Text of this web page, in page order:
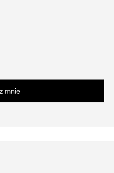
mnie